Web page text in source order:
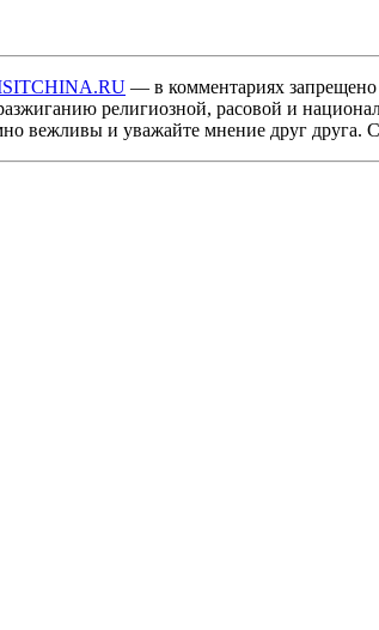
— в комментариях
религиозной, расовой и
вежливы и уважайте мнение друг друга.